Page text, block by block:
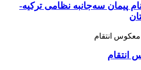
پیمان سه‌جانبه نظامی ترکیه-